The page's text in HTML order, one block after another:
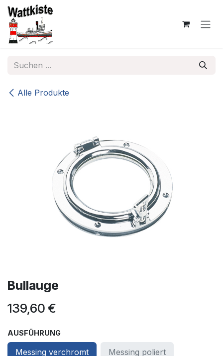
Zum Inhalt springen
Alle Produkte
Bullauge
139,60 €
AUSFÜHRUNG
Messing verchromt Messing poliert